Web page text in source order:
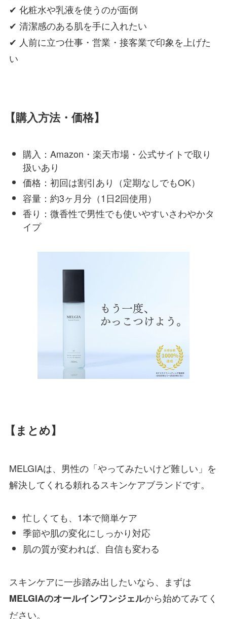
✔ 化粧水や乳液を使うのが面倒
✔ 清潔感のある肌を手に入れたい
✔ 人前に立つ仕事・営業・接客業で印象を上げた
い
【購入方法・価格】
購入：Amazon・楽天市場・公式サイトで取り
扱いあり
価格：初回は割引あり（定期なしでもOK）
容量：約3ヶ月分（1日2回使用）
香り：微香性で男性でも使いやすいさわやかタ
イプ
【まとめ】
MELGIAは、男性の「やってみたいけど難しい」を
解決してくれる頼れるスキンケアブランドです。
忙しくても、1本で簡単ケア
季節や肌の変化にしっかり対応
肌の質が変われば、自信も変わる
スキンケアに一歩踏み出したいなら、まずは
MELGIAのオールインワンジェルから始めてみてく
ださい。